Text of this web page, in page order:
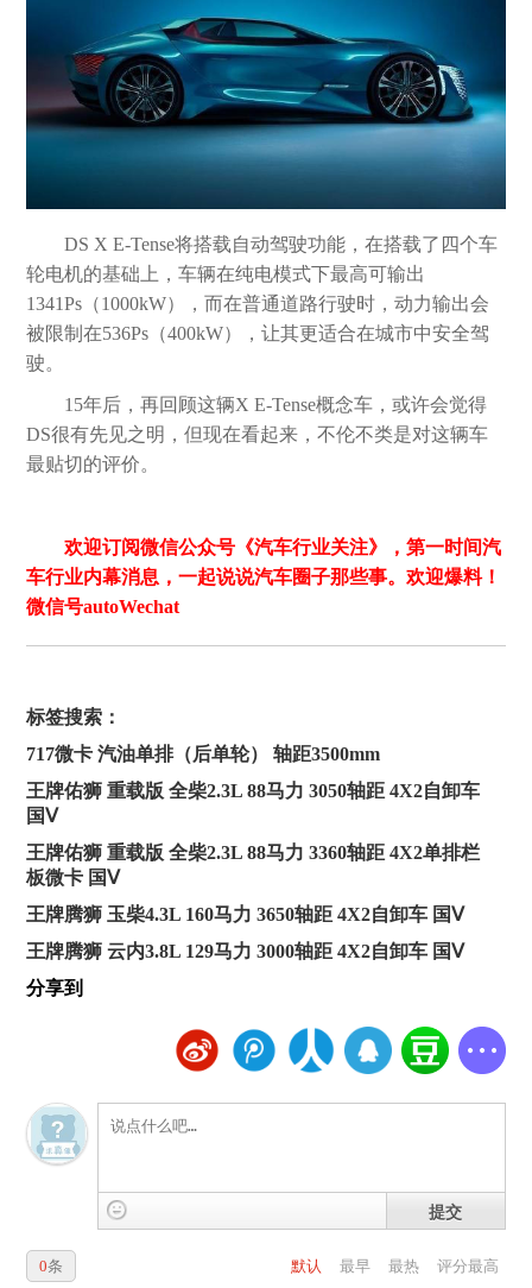
DS X E-Tense将搭载自动驾驶功能，在搭载了四个车
轮电机的基础上，车辆在纯电模式下最高可输出
1341Ps（1000kW），而在普通道路行驶时，动力输出会
被限制在536Ps（400kW），让其更适合在城市中安全驾
驶。
15年后，再回顾这辆X E-Tense概念车，或许会觉得
DS很有先见之明，但现在看起来，不伦不类是对这辆车
最贴切的评价。
欢迎订阅微信公众号《汽车行业关注》，第一时间汽
车行业内幕消息，一起说说汽车圈子那些事。欢迎爆料！
微信号autoWechat
标签搜索：
717微卡 汽油单排（后单轮） 轴距3500mm
王牌佑狮 重载版 全柴2.3L 88马力 3050轴距 4X2自卸车
国Ⅴ
王牌佑狮 重载版 全柴2.3L 88马力 3360轴距 4X2单排栏
板微卡 国Ⅴ
王牌腾狮 玉柴4.3L 160马力 3650轴距 4X2自卸车 国Ⅴ
王牌腾狮 云内3.8L 129马力 3000轴距 4X2自卸车 国Ⅴ
分享到
提交
默认 最早 最热 评分最高
0条